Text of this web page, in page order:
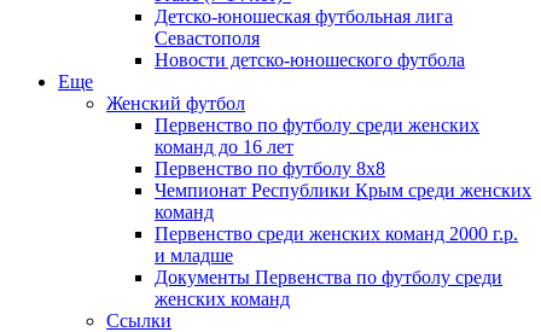
Детско-юношеская футбольная лига
Севастополя
Новости детско-юношеского футбола
Еще
Женский футбол
Первенство по футболу среди женских
команд до 16 лет
Первенство по футболу 8х8
Чемпионат Республики Крым среди женских
команд
Первенство среди женских команд 2000 г.р.
и младше
Документы Первенства по футболу среди
женских команд
Ссылки